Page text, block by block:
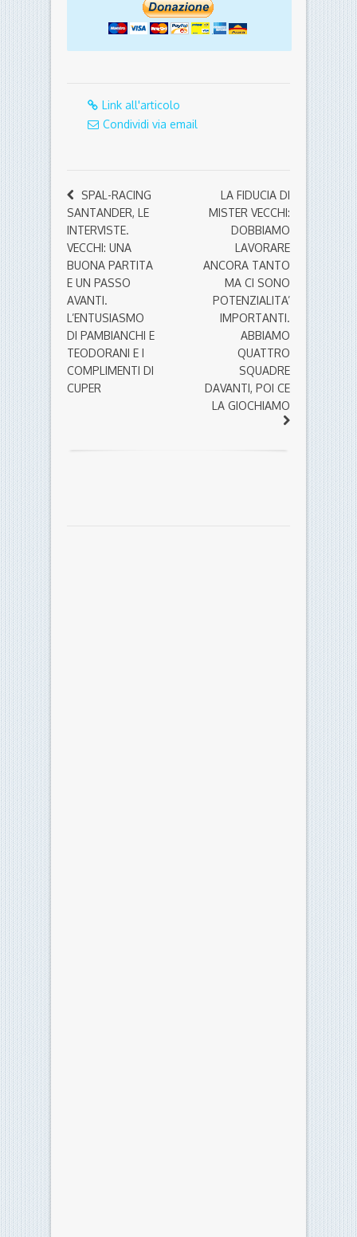
Link all'articolo
Condividi via email
SPAL-RACING
SANTANDER, LE
INTERVISTE.
VECCHI: UNA
BUONA PARTITA
E UN PASSO
AVANTI.
L’ENTUSIASMO
DI PAMBIANCHI E
TEODORANI E I
COMPLIMENTI DI
CUPER
LA FIDUCIA DI
MISTER VECCHI:
DOBBIAMO
LAVORARE
ANCORA TANTO
MA CI SONO
POTENZIALITA’
IMPORTANTI.
ABBIAMO
QUATTRO
SQUADRE
DAVANTI, POI CE
LA GIOCHIAMO